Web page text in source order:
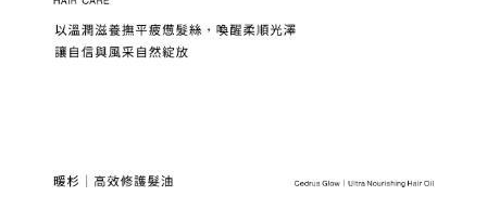
４．使用「AFTEE先享後付」時，將依據個別帳號之用戶狀況，依本公司即
時審查核予不同之上限額度；若仍有額度不足之情形，本公司將視審查結果
請求用戶進行身份認證。